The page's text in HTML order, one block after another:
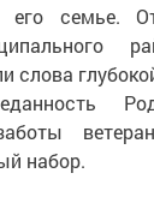
его семье.
слова
набор.